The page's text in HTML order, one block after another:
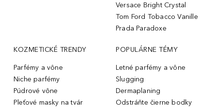
Versace Bright Crystal
Tom Ford Tobacco Vanille
Prada Paradoxe
KOZMETICKÉ TRENDY
Parfémy a vône
Niche parfémy
Púdrové vône
Pleťové masky na tvár
POPULÁRNE TÉMY
Letné parfémy a vône
Slugging
Dermaplaning
Odstráňte čierne bodky